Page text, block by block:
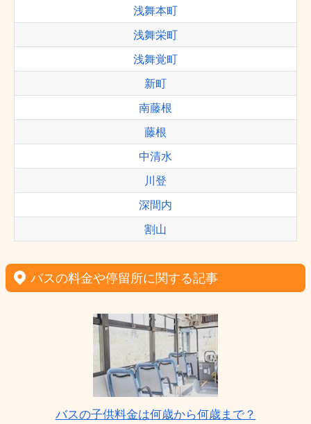
浅舞本町
浅舞栄町
浅舞覚町
新町
南藤根
藤根
中清水
川登
深間内
割山
バスの料金や停留所に関する記事
バスの子供料金は何歳から何歳まで？